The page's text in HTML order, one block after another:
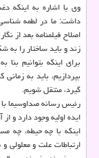
وی با اشاره به اینکه
داشت: ما در لطمه
اصلاح فیلمنامه بعد از
زند و باید ساختار را به
برای اینکه بتوانیم
بپردازیم، باید به
گیرد، منتقل شویم.
رئیس رسانه صداوسیما
ایده اولیه وجود دارد و
اینکه با چه حیطه، چه
ارتباطات علت و معلولی